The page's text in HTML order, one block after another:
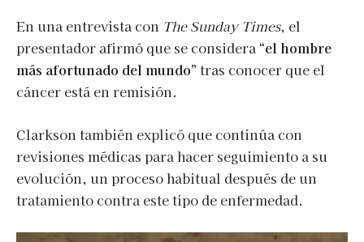
En una entrevista con The Sunday Times, el
presentador afirmó que se considera “el hombre
más afortunado del mundo” tras conocer que el
cáncer está en remisión.
Clarkson también explicó que continúa con
revisiones médicas para hacer seguimiento a su
evolución, un proceso habitual después de un
tratamiento contra este tipo de enfermedad.